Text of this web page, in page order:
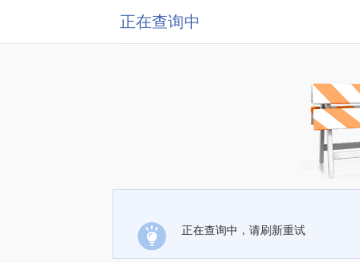
正在查询中
正在查询中，请刷新重试